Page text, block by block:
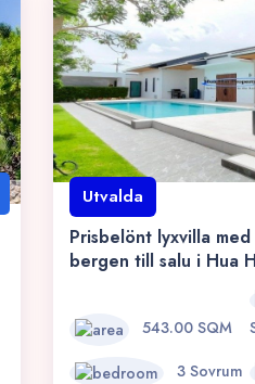
Utvalda
Prisbelönt lyxvilla
bergen till salu i Hua
543.00 SQM
3 Sovrum